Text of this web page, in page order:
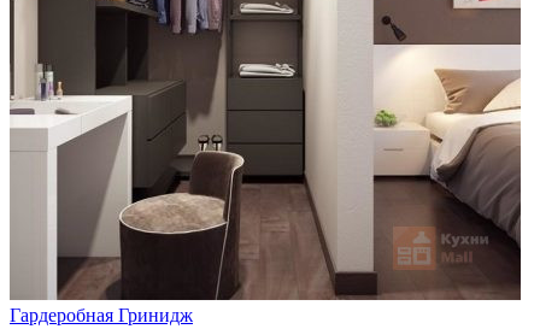
Гардеробная Гринидж